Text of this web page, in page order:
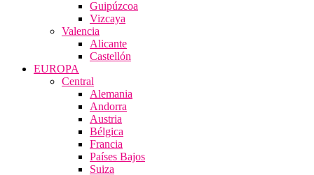
Guipúzcoa
Vizcaya
Valencia
Alicante
Castellón
EUROPA
Central
Alemania
Andorra
Austria
Bélgica
Francia
Países Bajos
Suiza